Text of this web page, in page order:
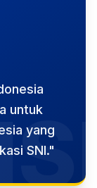
untuk
yang
SNI."